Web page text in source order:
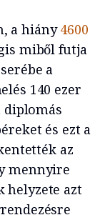
a hiány4600
miből futja
a
140 ezer
diplomás
és ezt a
az
mennyire
helyzete azt